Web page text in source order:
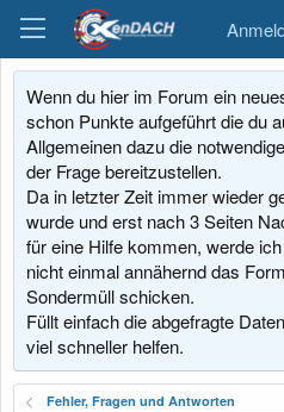
Wenn du hier im Forum ein
schon Punkte aufgeführt die du
Allgemeinen dazu die
der Frage bereitzustellen.
Da in letzter Zeit immer wieder
wurde und erst nach 3 Seiten
für eine Hilfe kommen, werde
nicht einmal annähernd das
Sondermüll schicken.
Füllt einfach die abgefragte
viel schneller helfen.
Fehler, Fragen und Antworten